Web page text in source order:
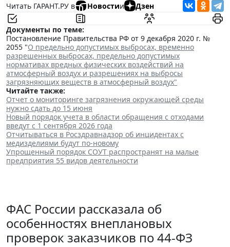
Читать ГАРАНТ.РУ в
Новостии Дзен
Документы по теме:
Постановление Правительства РФ от 9 декабря 2020 г. №
2055 "О предельно допустимых выбросах, временно
разрешенных выбросах, предельно допустимых
нормативах вредных физических воздействий на
атмосферный воздух и разрешениях на выбросы
загрязняющих веществ в атмосферный воздух"
Читайте также:
Отчет о мониторинге загрязнения окружающей среды
нужно сдать до 15 июня
Новый порядок учета в области обращения с отходами
введут с 1 сентября 2026 года
Отчитываться в Росздравнадзор об инцидентах с
медизделиями будут по-новому
Упрощенный порядок СОУТ распространят на малые
предприятия 55 видов деятельности
ФАС России рассказала об
особенностях внеплановых
проверок заказчиков по 44-ФЗ